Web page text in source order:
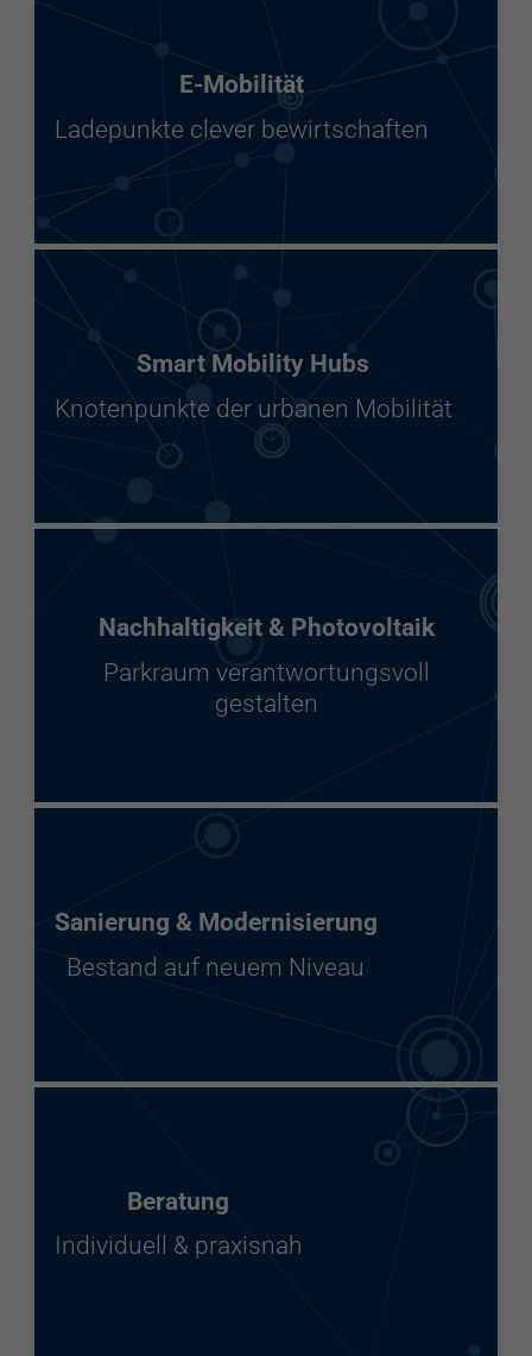
E-Mobilität
Ladepunkte clever bewirtschaften
Smart Mobility Hubs
Knotenpunkte der urbanen Mobilität
Nachhaltigkeit & Photovoltaik
Parkraum verantwortungsvoll
gestalten
Sanierung & Modernisierung
Bestand auf neuem Niveau
Beratung
Individuell & praxisnah